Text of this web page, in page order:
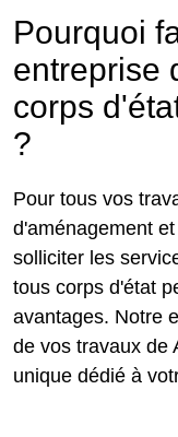
Pourquoi
entreprise
corps
?
Pour tous vos
d'aménagement
solliciter les
tous corps d'état
avantages. Notre
de vos travaux de
unique dédié à